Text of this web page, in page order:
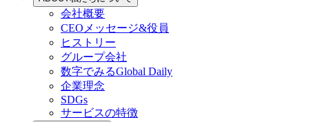
会社概要
CEOメッセージ&役員
ヒストリー
グループ会社
数字でみるGlobal Daily
企業理念
SDGs
サービスの特徴